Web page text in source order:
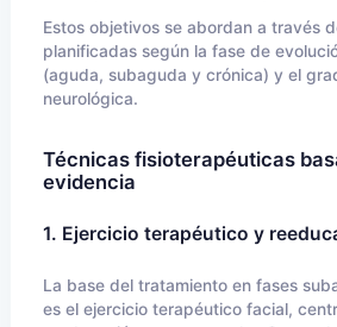
Estos objetivos se abordan a través
planificadas según la fase de
(aguda, subaguda y crónica) y el
neurológica.
Técnicas fisioterapéuticas
evidencia
1. Ejercicio terapéutico y
La base del tratamiento en fases
es el ejercicio terapéutico facial,